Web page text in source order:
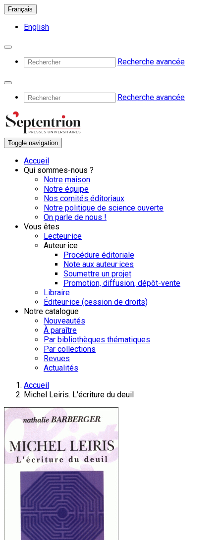
Français
English
Recherche avancée
Recherche avancée
Toggle navigation
Accueil
Qui sommes-nous ?
Notre maison
Notre équipe
Nos comités éditoriaux
Notre politique de science ouverte
On parle de nous !
Vous êtes
Lecteur·ice
Auteur·ice
Procédure éditoriale
Note aux auteur·ices
Soumettre un projet
Promotion, diffusion, dépôt-vente
Libraire
Éditeur·ice (cession de droits)
Notre catalogue
Nouveautés
À paraître
Par bibliothèques thématiques
Par collections
Revues
Actualités
Accueil
Michel Leiris. L'écriture du deuil